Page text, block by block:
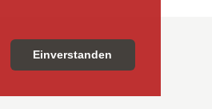
Einverstanden